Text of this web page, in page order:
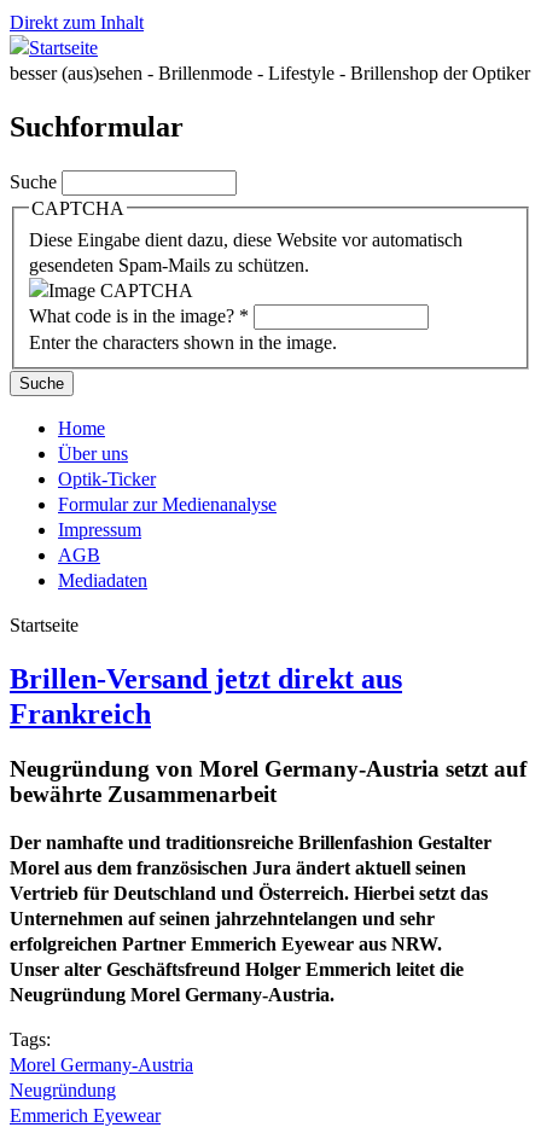
Direkt zum Inhalt
besser (aus)sehen - Brillenmode - Lifestyle - Brillenshop der Optiker
Suchformular
Suche
CAPTCHA
Diese Eingabe dient dazu, diese Website vor automatisch
gesendeten Spam-Mails zu schützen.
What code is in the image? *
Enter the characters shown in the image.
Home
Über uns
Optik-Ticker
Formular zur Medienanalyse
Impressum
AGB
Mediadaten
Startseite
Brillen-Versand jetzt direkt aus
Frankreich
Neugründung von Morel Germany-Austria setzt auf
bewährte Zusammenarbeit
Der namhafte und traditionsreiche Brillenfashion Gestalter
Morel aus dem französischen Jura ändert aktuell seinen
Vertrieb für Deutschland und Österreich. Hierbei setzt das
Unternehmen auf seinen jahrzehntelangen und sehr
erfolgreichen Partner Emmerich Eyewear aus NRW.
Unser alter Geschäftsfreund Holger Emmerich leitet die
Neugründung Morel Germany-Austria.
Tags:
Morel Germany-Austria
Neugründung
Emmerich Eyewear